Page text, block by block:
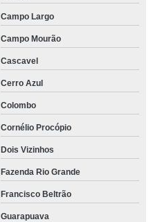
Campo Largo
Campo Mourão
Cascavel
Cerro Azul
Colombo
Cornélio Procópio
Dois Vizinhos
Fazenda Rio Grande
Francisco Beltrão
Guarapuava